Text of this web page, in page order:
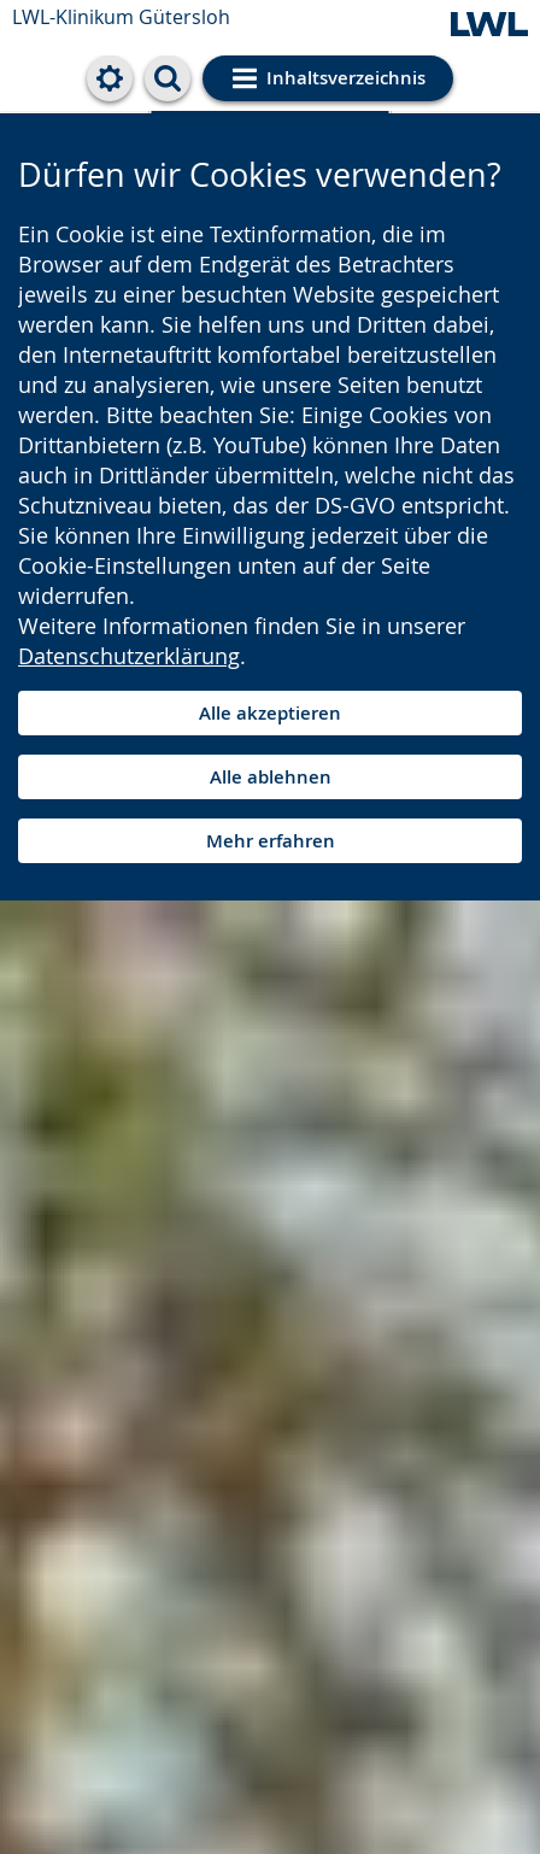
LWL-Klinikum Gütersloh
Inhaltsverzeichnis
Cookie-Einstellungen
Dürfen wir Cookies verwenden?
Ein Cookie ist eine Textinformation, die im
Browser auf dem Endgerät des Betrachters
jeweils zu einer besuchten Website gespeichert
werden kann. Sie helfen uns und Dritten dabei,
den Internetauftritt komfortabel bereitzustellen
und zu analysieren, wie unsere Seiten benutzt
werden. Bitte beachten Sie: Einige Cookies von
Drittanbietern (z.B. YouTube) können Ihre Daten
auch in Drittländer übermitteln, welche nicht das
Schutzniveau bieten, das der DS-GVO entspricht.
Sie können Ihre Einwilligung jederzeit über die
Cookie-Einstellungen unten auf der Seite
widerrufen.
Weitere Informationen finden Sie in unserer
Datenschutzerklärung.
Alle akzeptieren
Alle ablehnen
Mehr erfahren